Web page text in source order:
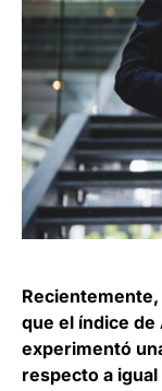
que el índice
experimentó
respecto a